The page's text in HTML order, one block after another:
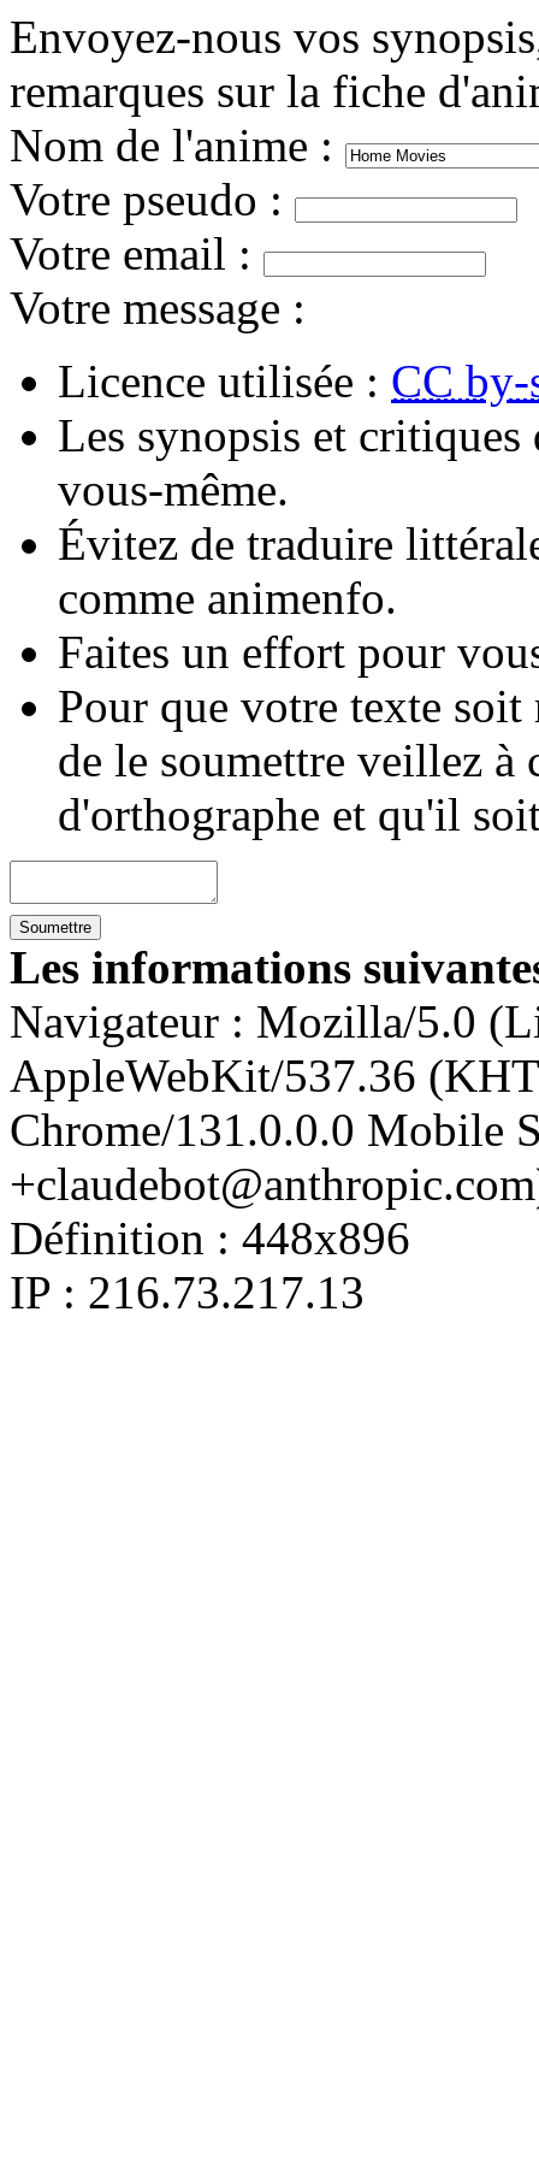
Envoyez-nous vos
remarques sur la fiche
Nom de l'anime :
Votre pseudo :
Votre email :
Votre message :
Licence utilisée : CC by-
Les synopsis et
vous-même.
Évitez de traduire
comme animenfo.
Faites un effort pour
Pour que votre texte
de le soumettre veillez à
d'orthographe et qu'il
Les informations
Navigateur : Mozilla/5.0
AppleWebKit/537.36
Chrome/131.0.0.0 Mobile
Définition : 448x896
IP : 216.73.217.13